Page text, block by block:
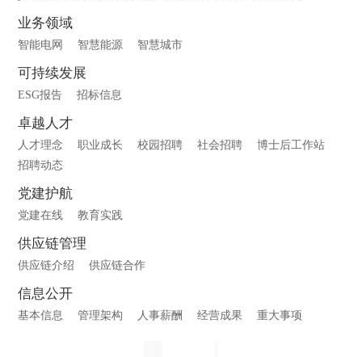
业务领域
智能电网 智慧能源 智慧城市
可持续发展
ESG报告 招标信息
卓越人才
人才理念 职业成长 校园招聘 社会招聘
博士后工作站
招聘动态
党建护航
党建在线 教育实践
供应链管理
供应链介绍 供应链合作
信息公开
基本信息 管理架构 人事薪酬 经营成果 重大事项